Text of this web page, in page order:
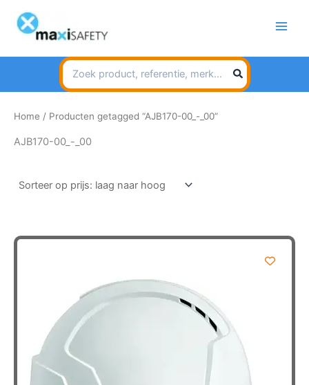
naar
inhoud
Search
for:
Home / Producten getagged “AJB170-00_-_00”
AJB170-00_-_00